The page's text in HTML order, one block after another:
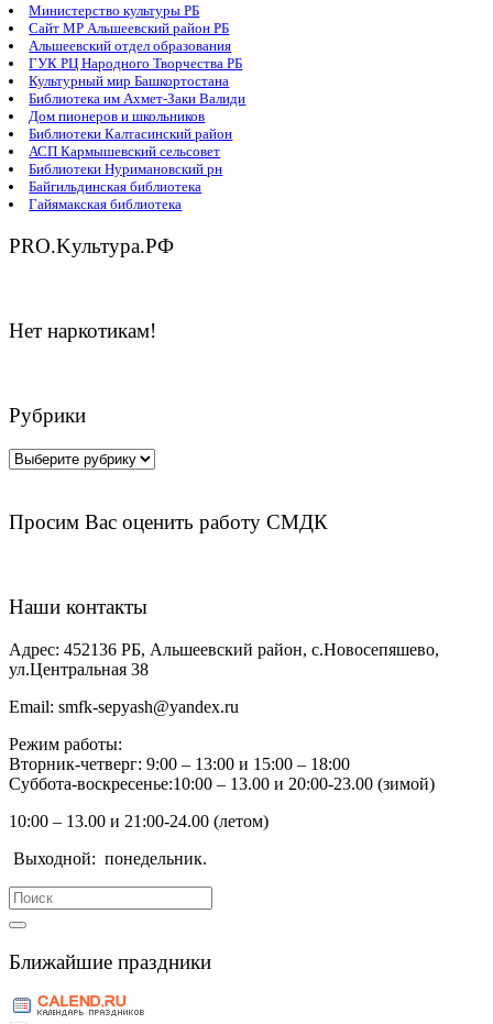
Министерство культуры РБ
Сайт МР Альшеевский район РБ
Альшеевский отдел образования
ГУК РЦ Народного Творчества РБ
Культурный мир Башкортостана
Библиотека им Ахмет-Заки Валиди
Дом пионеров и школьников
Библиотеки Калтасинский район
АСП Кармышевский сельсовет
Библиотеки Нуримановский рн
Байгильдинская библиотека
Гайямакская библиотека
PRO.Kультура.РФ
Нет наркотикам!
Рубрики
Рубрики
Просим Вас оценить работу СМДК
Наши контакты
Адрес: 452136 РБ, Альшеевский район, с.Новосепяшево,
ул.Центральная 38
Email: smfk-sepyash@yandex.ru
Режим работы:
Вторник-четверг: 9:00 – 13:00 и 15:00 – 18:00
Суббота-воскресенье:10:00 – 13.00 и 20:00-23.00 (зимой)
10:00 – 13.00 и 21:00-24.00 (летом)
Выходной: понедельник.
Search
for:
Ближайшие праздники